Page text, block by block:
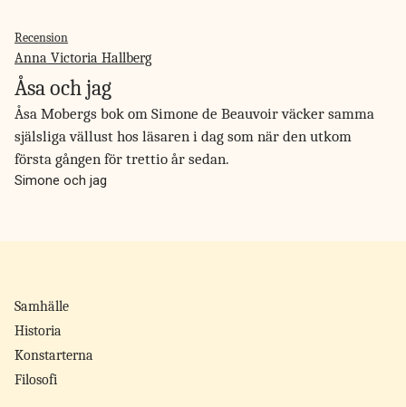
Recension
Anna Victoria Hallberg
Åsa och jag
Åsa Mobergs bok om Simone de Beauvoir väcker samma
själsliga vällust hos läsaren i dag som när den utkom
första gången för trettio år sedan.
Simone och jag
Samhälle
Historia
Konstarterna
Filosofi